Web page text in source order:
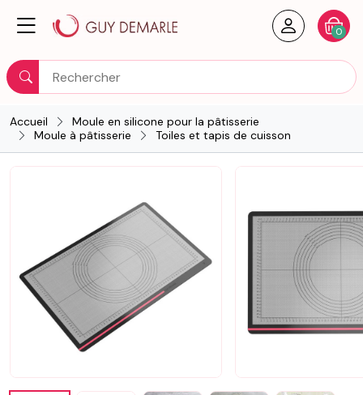
Rechercher
Créer
0
Accueil
Moule en silicone pour la pâtisserie
Moule à pâtisserie
Toiles et tapis de cuisson